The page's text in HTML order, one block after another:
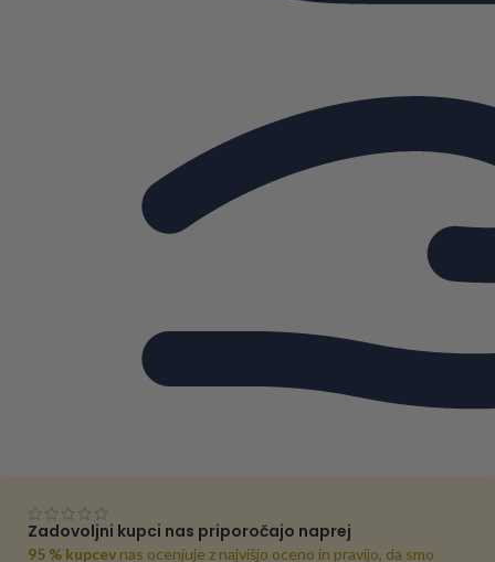
Zadovoljni kupci nas priporočajo naprej
95 % kupcev nas ocenjuje z najvišjo oceno in pravijo, da smo